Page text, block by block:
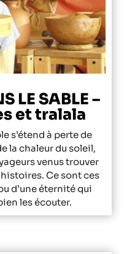
LE SABLE –
et tralala
s’étend à perte de
la chaleur du soleil,
venus trouver
Ce sont ces
d’une éternité qui
les écouter.